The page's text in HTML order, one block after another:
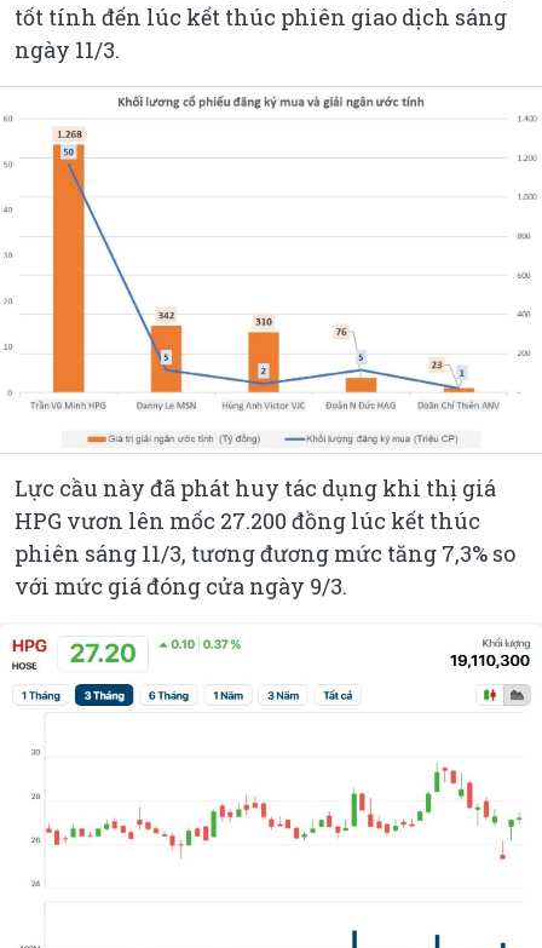
tốt tính đến lúc kết thúc phiên giao dịch sáng
ngày 11/3.
Lực cầu này đã phát huy tác dụng khi thị giá
HPG vươn lên mốc 27.200 đồng lúc kết thúc
phiên sáng 11/3, tương đương mức tăng 7,3% so
với mức giá đóng cửa ngày 9/3.